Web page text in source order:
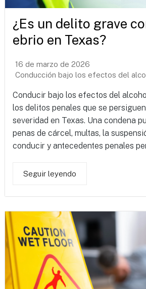
¿Es un delito grave
ebrio en Texas?
16 de marzo de 2026
Conducción bajo los efectos del
Conducir bajo los efectos del
los delitos penales que se
severidad en Texas. Una condena
penas de cárcel, multas, la
conducir y antecedentes penales
Seguir leyendo